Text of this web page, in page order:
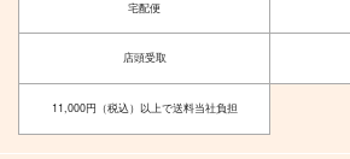
宅配便
店頭受取
11,000円（税込）以上で送料当社負担